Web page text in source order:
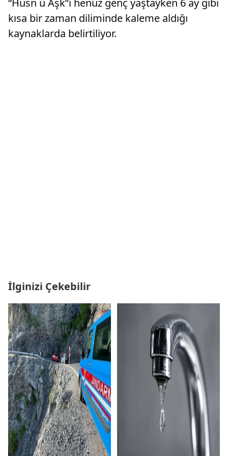
kısa bir zaman diliminde kaleme aldığı
kaynaklarda belirtiliyor.
İlginizi Çekebilir